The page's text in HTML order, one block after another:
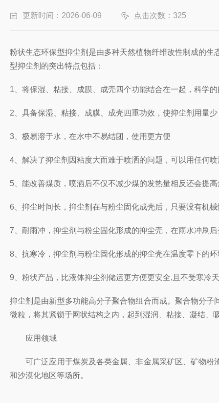
更新时间：2026-06-09 点击次数：325
粉状生态环保型抑尘剂是由多种天然植物纤维改性制成的
型抑尘剂的突出特点包括：
1、将保湿、粘接、成膜、成壳四个功能结合在一起，科学
2、具备保湿、粘接、成膜、成壳四重功效，使抑尘剂用量
3、极易溶于水，在水中不易结团，使用更方便
4、解决了抑尘剂因粘度大而难于喷洒的问题，可以用任何
5、能改善煤质，喷洒后不仅不减少煤的发热量相反还会提
6、抑尘时间长，抑尘剂在与粉尘固化成壳后，只要没有机
7、耐雨冲，抑尘剂与粉尘固化形成的抑尘壳，在雨水冲刷
8、抗寒冷，抑尘剂与粉尘固化形成的抑尘壳在温度零下的
9、粉状产品，比液体抑尘剂储运更方便更安全,且不受寒冷
抑尘剂是由新型多功能高分子聚合物组合而成。聚合物分
微粒，将其紧锁于网状结构之内，起到湿润、粘接、凝结
应用领域
可广泛应用于煤炭及各类金属、非金属采矿区、矿物粉
和沙漠化地区等场所。